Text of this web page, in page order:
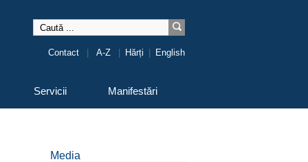
Contact A-Z Hărți English
Servicii Manifestări
Media